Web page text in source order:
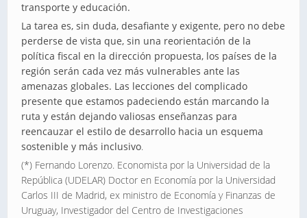
transporte y educación.
La tarea es, sin duda, desafiante y exigente, pero no debe
perderse de vista que, sin una reorientación de la
política fiscal en la dirección propuesta, los países de la
región serán cada vez más vulnerables ante las
amenazas globales. Las lecciones del complicado
presente que estamos padeciendo están marcando la
ruta y están dejando valiosas enseñanzas para
reencauzar el estilo de desarrollo hacia un esquema
sostenible y más inclusivo.
(*) Fernando Lorenzo. Economista por la Universidad de la
República (UDELAR) Doctor en Economía por la Universidad
Carlos III de Madrid, ex ministro de Economía y Finanzas de
Uruguay, Investigador del Centro de Investigaciones